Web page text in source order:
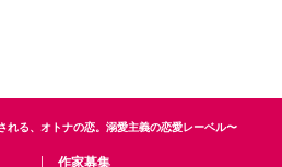
れる、オトナの恋。溺愛主義の恋愛レーベル〜
作家募集